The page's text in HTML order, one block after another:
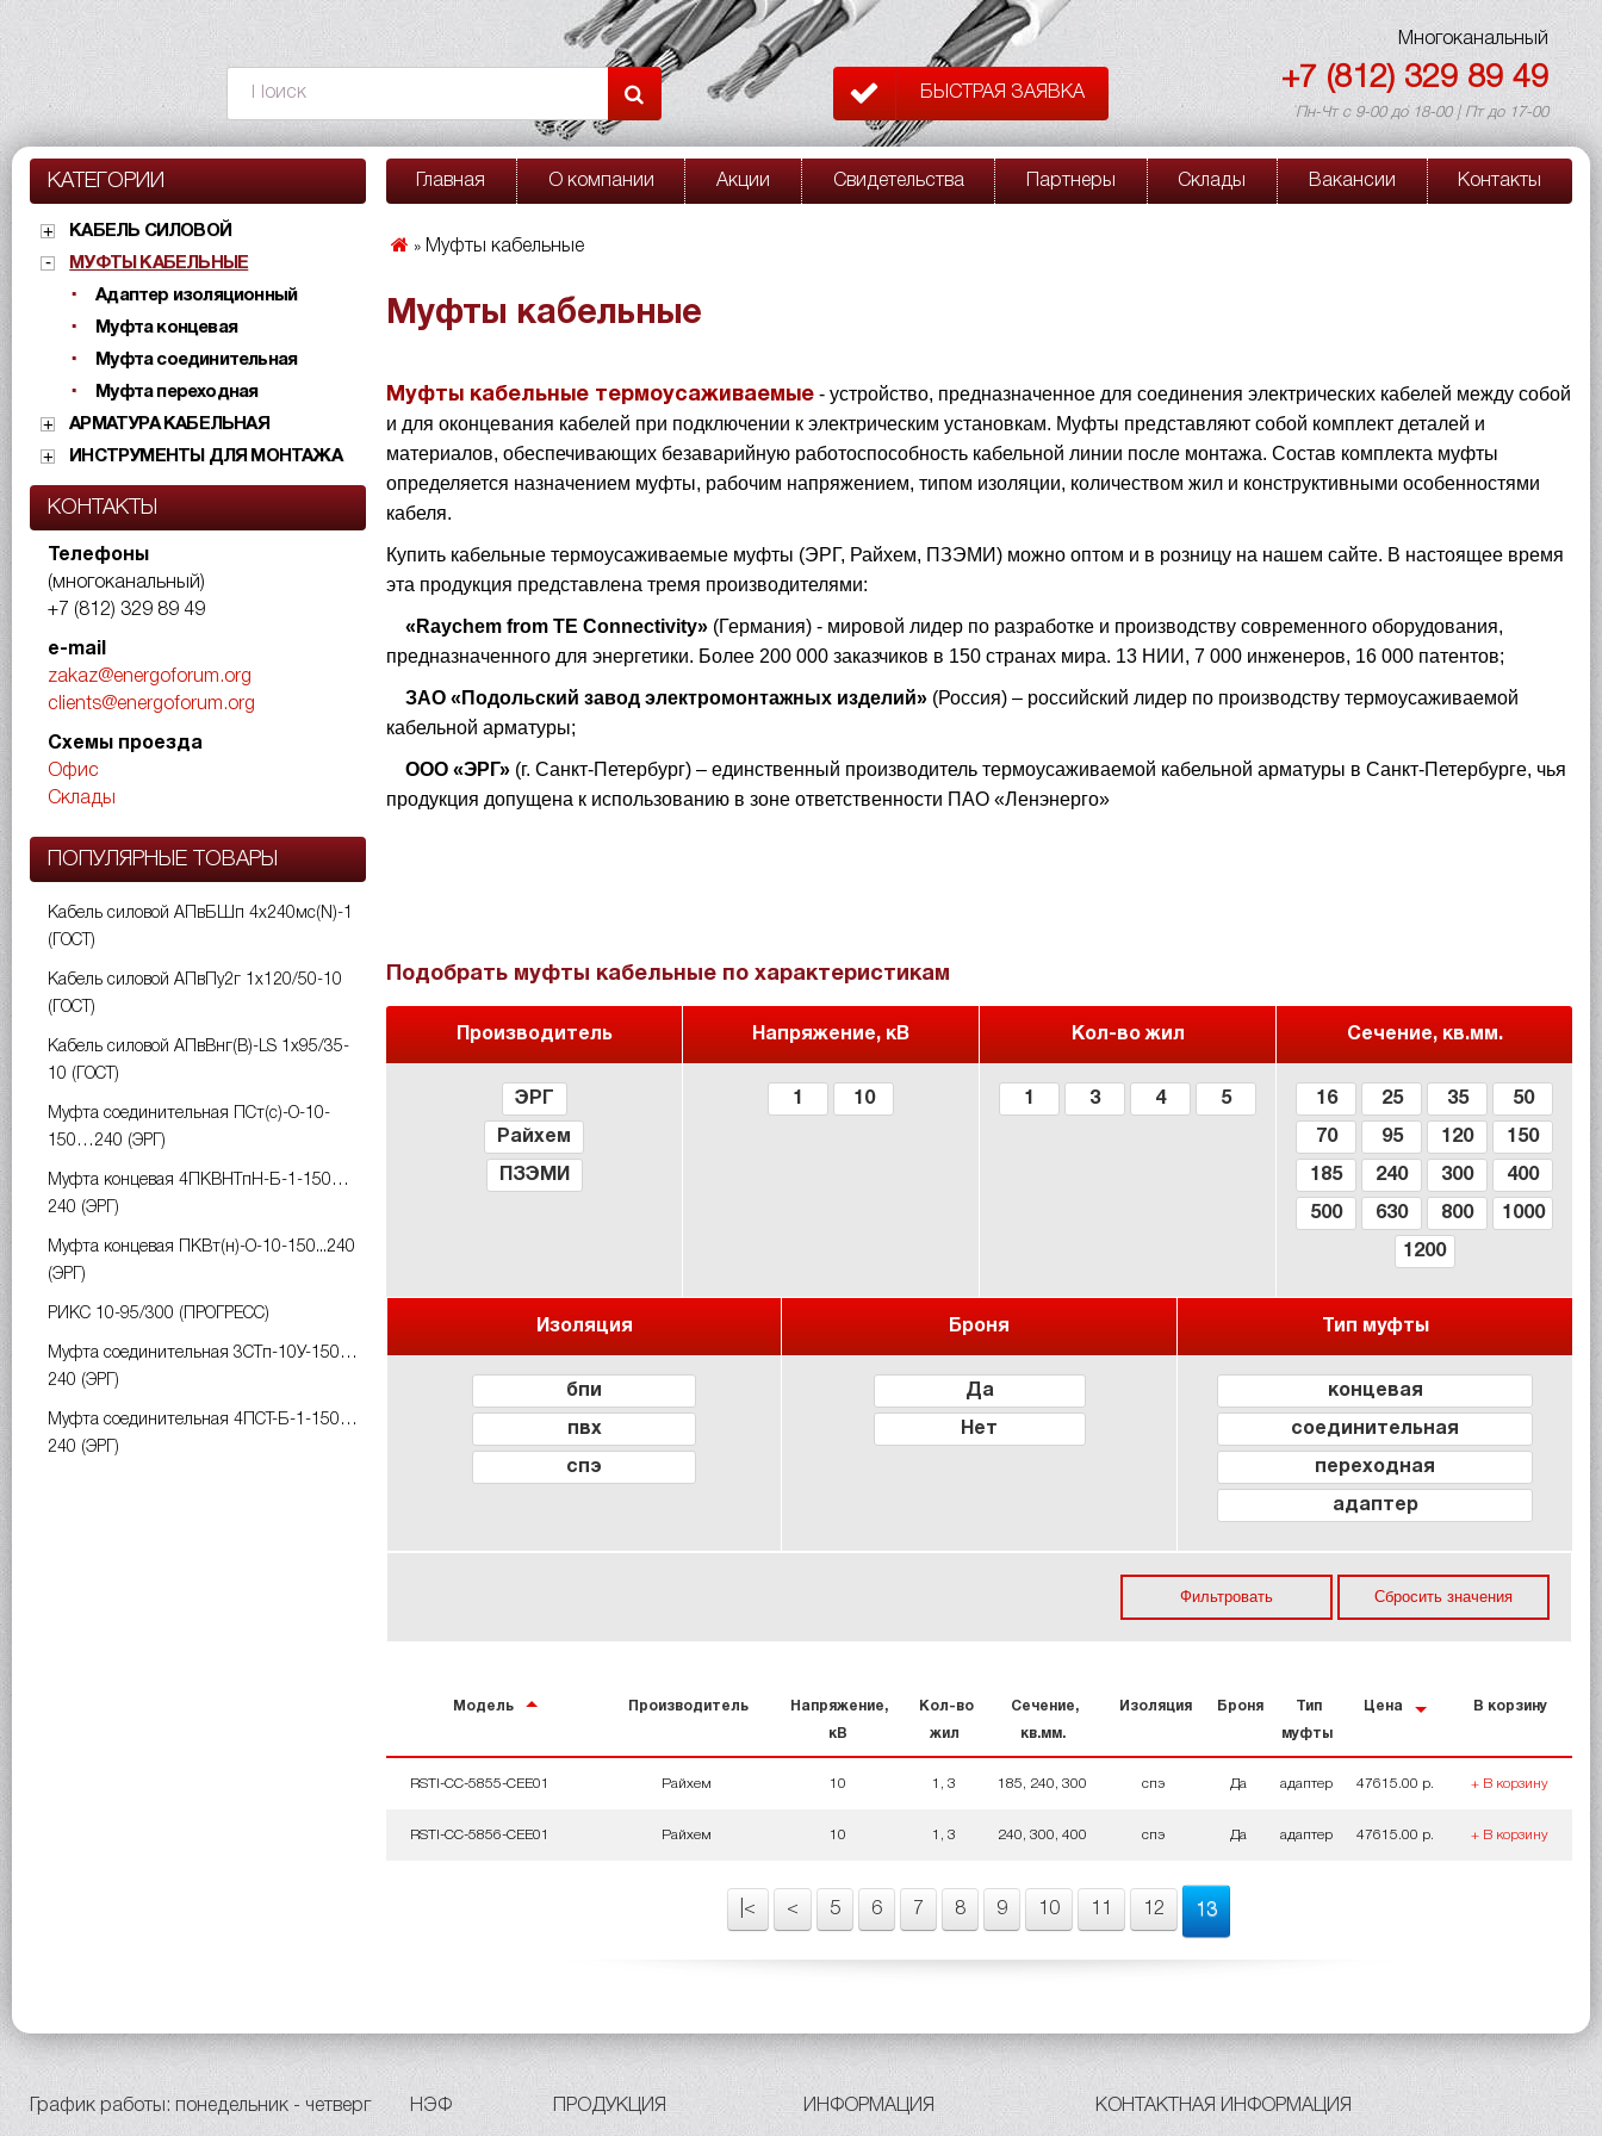
БЫСТРАЯ ЗАЯВКА
Многоканальный
+7 (812) 329 89 49
Пн-Чт с 9-00 до 18-00 | Пт до 17-00
КАТЕГОРИИ
КАБЕЛЬ СИЛОВОЙ
МУФТЫ КАБЕЛЬНЫЕ
Адаптер изоляционный
Муфта концевая
Муфта соединительная
Муфта переходная
АРМАТУРА КАБЕЛЬНАЯ
ИНСТРУМЕНТЫ ДЛЯ МОНТАЖА
КОНТАКТЫ
Телефоны
(многоканальный)
+7 (812) 329 89 49
e-mail
zakaz@energoforum.org
clients@energoforum.org
Схемы проезда
Офис
Склады
ПОПУЛЯРНЫЕ ТОВАРЫ
Кабель силовой АПвБШп 4х240мс(N)-1
(ГОСТ)
Кабель силовой АПвПу2г 1х120/50-10
(ГОСТ)
Кабель силовой АПвВнг(B)-LS 1х95/35-
10 (ГОСТ)
Муфта соединительная ПСт(с)-О-10-
150…240 (ЭРГ)
Муфта концевая 4ПКВНТпН-Б-1-150…
240 (ЭРГ)
Муфта концевая ПКВт(н)-О-10-150...240
(ЭРГ)
РИКС 10-95/300 (ПРОГРЕСС)
Муфта соединительная 3СТп-10У-150…
240 (ЭРГ)
Муфта соединительная 4ПСТ-Б-1-150…
240 (ЭРГ)
Главная О компании Акции Свидетельства Партнеры Склады Вакансии Контакты
» Муфты кабельные
Муфты кабельные
Муфты кабельные термоусаживаемые - устройство, предназначенное для соединения электрических кабелей между собой
и для оконцевания кабелей при подключении к электрическим установкам. Муфты представляют собой комплект деталей и
материалов, обеспечивающих безаварийную работоспособность кабельной линии после монтажа. Состав комплекта муфты
определяется назначением муфты, рабочим напряжением, типом изоляции, количеством жил и конструктивными особенностями
кабеля.
Купить кабельные термоусаживаемые муфты (ЭРГ, Райхем, ПЗЭМИ) можнооптом и в розницу на нашем сайте. В настоящее время
эта продукция представлена тремя производителями:
«Raychem from TE Connectivity»(Германия) - мировой лидер по разработке и производству современного оборудования,
предназначенного для энергетики. Более 200 000 заказчиков в 150 странах мира. 13 НИИ, 7 000 инженеров, 16 000 патентов;
ЗАО «Подольский завод электромонтажных изделий»(Россия) – российский лидер по производству термоусаживаемой
кабельной арматуры;
ООО «ЭРГ»(г. Санкт-Петербург) – единственный производитель термоусаживаемой кабельной арматуры в Санкт-Петербурге, чья
продукция допущена к использованию в зоне ответственности ПАО «Ленэнерго»
Подобрать муфты кабельные по характеристикам
Производитель
ЭРГ
Райхем
ПЗЭМИ
Напряжение, кВ
1 10
Кол-во жил
1 3 4 5
Сечение, кв.мм.
16 25 35 50
70 95 120 150
185 240 300 400
500 630 800 1000
1200
Изоляция
бпи
пвх
спэ
Броня
Да
Нет
Тип муфты
концевая
соединительная
переходная
адаптер
Фильтровать Сбросить значения
Модель Производитель Напряжение,
кВ
Кол-во
жил
Сечение,
кв.мм.
Изоляция Броня Тип
муфты
Цена В корзину
RSTI-CC-5855-CEE01 Райхем 10 1, 3 185, 240, 300 спэ Да адаптер 47615.00 р. + В корзину
RSTI-CC-5856-CEE01 Райхем 10 1, 3 240, 300, 400 спэ Да адаптер 47615.00 р. + В корзину
|< < 5 6 7 8 9 10 12 13
НЭФ ПРОДУКЦИЯ ИНФОРМАЦИЯ КОНТАКТНАЯ ИНФОРМАЦИЯ
График работы: понедельник - четверг